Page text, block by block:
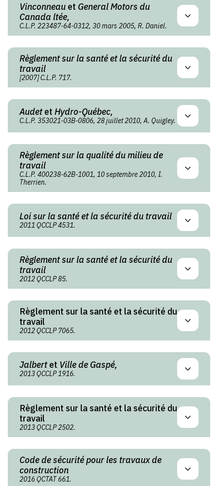
Vinconneau et General Motors du
Canada ltée,
C.L.P. 223487-64-0312, 30 mars 2005, R. Daniel.
Règlement sur la santé et la sécurité du
travail
[2007] C.L.P. 717.
Audetet Hydro-Québec,
C.L.P. 353021-03B-0806, 28 juillet 2010, A. Quigley.
Règlement sur la qualité du milieu de
travail
C.L.P. 400238-62B-1001, 10 septembre 2010, I.
Therrien.
Loi sur la santé et la sécurité du travail
2011 QCCLP 4531.
Règlement sur la santé et la sécurité du
travail
2012 QCCLP 85.
Règlement sur la santé et la sécurité du
travail
2012 QCCLP 7065.
Jalbertet Ville de Gaspé,
2013 QCCLP 1916.
Règlement sur la santé et la sécurité du
travail
2013 QCCLP 2502.
Code de sécurité pour les travaux de
construction
2016 QCTAT 661.